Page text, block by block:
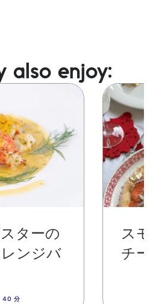
also enjoy:
ターの
ンジバ
40 分
Image
ス
チ